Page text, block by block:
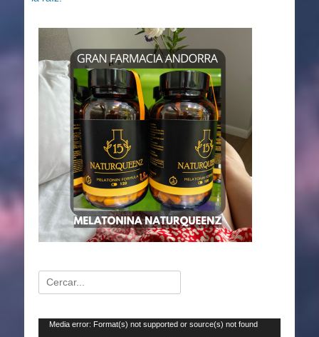
Buscar:
Reproductor
Media error: Format(s) not supported or source(s) not found